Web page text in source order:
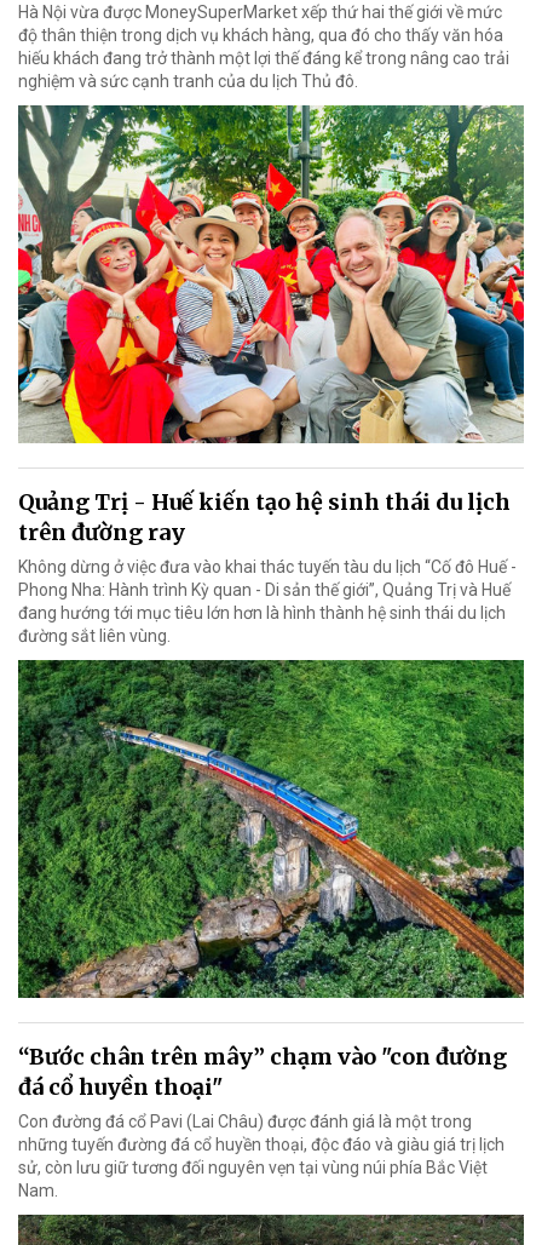
Hà Nội vừa được MoneySuperMarket xếp thứ hai thế giới về mức
độ thân thiện trong dịch vụ khách hàng, qua đó cho thấy văn hóa
hiếu khách đang trở thành một lợi thế đáng kể trong nâng cao trải
nghiệm và sức cạnh tranh của du lịch Thủ đô.
Quảng Trị - Huế kiến tạo hệ sinh thái du lịch
trên đường ray
Không dừng ở việc đưa vào khai thác tuyến tàu du lịch “Cố đô Huế -
Phong Nha: Hành trình Kỳ quan - Di sản thế giới”, Quảng Trị và Huế
đang hướng tới mục tiêu lớn hơn là hình thành hệ sinh thái du lịch
đường sắt liên vùng.
“Bước chân trên mây” chạm vào "con đường
đá cổ huyền thoại"
Con đường đá cổ Pavi (Lai Châu) được đánh giá là một trong
những tuyến đường đá cổ huyền thoại, độc đáo và giàu giá trị lịch
sử, còn lưu giữ tương đối nguyên vẹn tại vùng núi phía Bắc Việt
Nam.